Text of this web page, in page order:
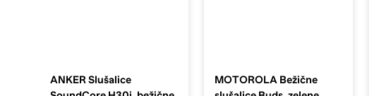
ANKER Slušalice
MOTOROLA Bežične